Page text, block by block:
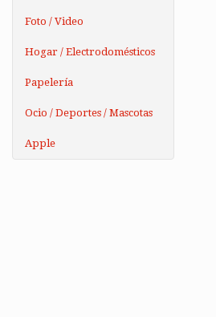
Foto / Video
Hogar / Electrodomésticos
Papelería
Ocio / Deportes / Mascotas
Apple